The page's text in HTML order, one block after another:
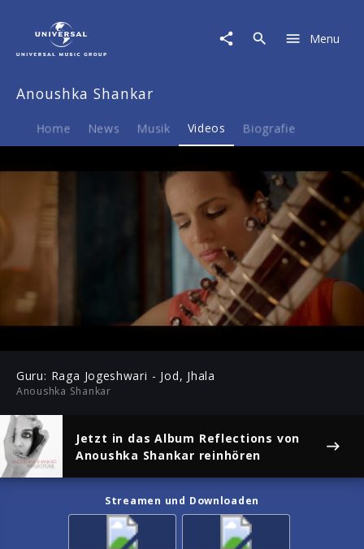
Video
Guru:
Jogeshwari
-
Menu
Anoushka Shankar
Home News Musik Videos Biografie
Play Mute
Play
Guru: Raga Jogeshwari - Jod, Jhala
Anoushka Shankar
Jetzt in das Album Reflections von
Anoushka Shankar reinhören
Streamen und Downloaden